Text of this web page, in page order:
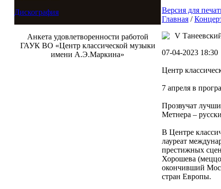
Дискография
Анкета удовлетворенности работой
ГАУК ВО «Центр классической музыки
имени А.Э.Маркина»
Версия для
Главная /
V
07-04-2023 18:30
Центр
7 апреля в
Прозвучат
Метнера –
В Центре
лауреат
престижных
Хорошева
окончивший
стран Европы.